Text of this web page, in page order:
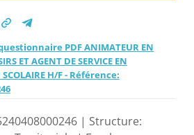
H/F -PDF ANIMATEUR EN
ET AGENT DE SERVICE EN
SCOLAIRE H/F - Référence:
| Structure: